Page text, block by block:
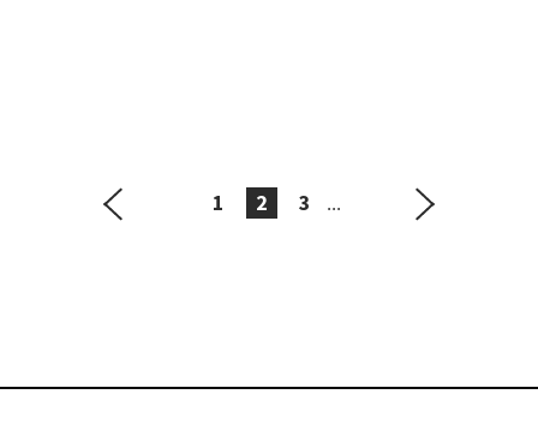
1 2 3 ...